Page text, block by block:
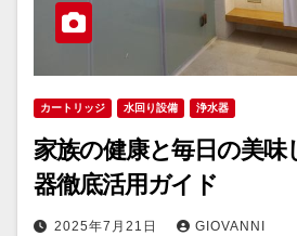
カートリッジ 水回り設備 浄水器
家族の健康と毎日の美味
器徹底活用ガイド
2025年7月21日 GIOVANNI